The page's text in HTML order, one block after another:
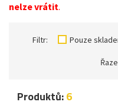
nelze vrátit.
Filtr: Pouze
Produktů:6